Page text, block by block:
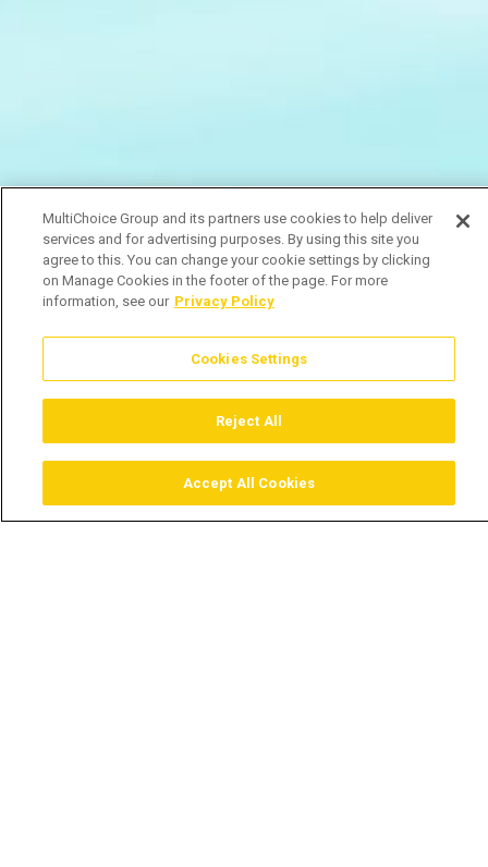
Guia TV
MultiChoice Group and its partners use cookies to help deliver
services and for advertising purposes. By using this site you
agree to this. You can change your cookie settings by clicking
on Manage Cookies in the footer of the page. For more
information, see our Privacy Policy
Cookies Settings
Reject All
Accept All Cookies